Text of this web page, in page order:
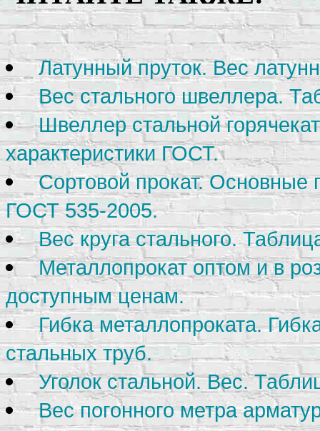
Латунный пруток. Вес
Вес стального швеллера.
Швеллер стальной
характеристики ГОСТ.
Сортовой прокат. Основные
ГОСТ 535-2005.
Вес круга стального.
Металлопрокат оптом и в
доступным ценам.
Гибка металлопроката.
стальных труб.
Уголок стальной. Вес.
Вес погонного метра